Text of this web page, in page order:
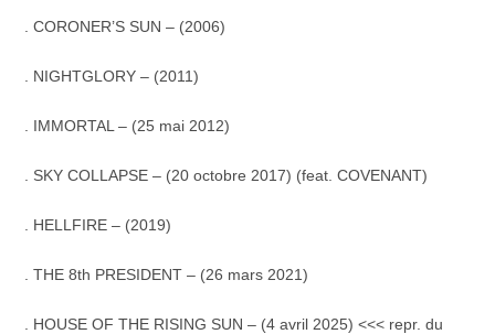
. CORONER’S SUN – (2006)
. NIGHTGLORY – (2011)
. IMMORTAL – (25 mai 2012)
. SKY COLLAPSE – (20 octobre 2017) (feat. COVENANT)
. HELLFIRE – (2019)
. THE 8th PRESIDENT – (26 mars 2021)
HOUSE OF THE RISING SUN – (4 avril 2025) <<< repr. du